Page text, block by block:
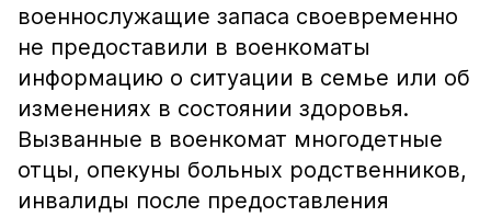
военнослужащие запаса своевременно
не предоставили в военкоматы
информацию о ситуации в семье или об
изменениях в состоянии здоровья.
Вызванные в военкомат многодетные
отцы, опекуны больных родственников,
инвалиды после предоставления